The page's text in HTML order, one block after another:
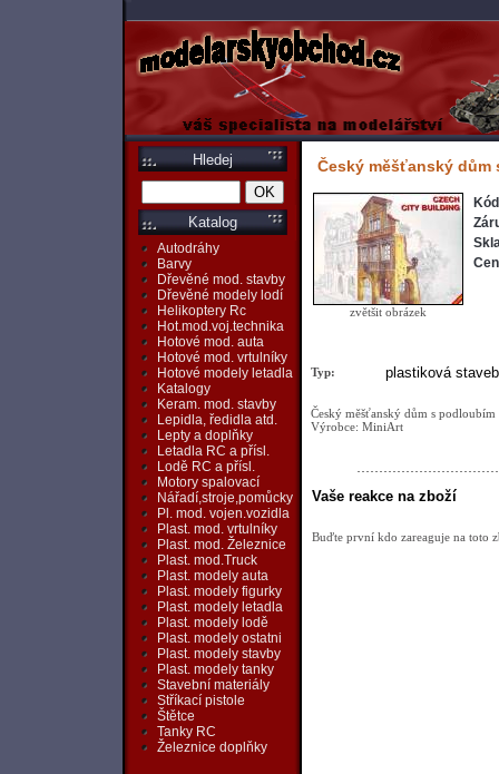
Hledej
Katalog
Autodráhy
Barvy
Dřevěné mod. stavby
Dřevěné modely lodí
Helikoptery Rc
Hot.mod.voj.technika
Hotové mod. auta
Hotové mod. vrtulníky
Hotové modely letadla
Katalogy
Keram. mod. stavby
Lepidla, ředidla atd.
Lepty a doplňky
Letadla RC a přísl.
Lodě RC a přísl.
Motory spalovací
Nářadí,stroje,pomůcky
Pl. mod. vojen.vozidla
Plast. mod. vrtulníky
Plast. mod. Železnice
Plast. mod.Truck
Plast. modely auta
Plast. modely figurky
Plast. modely letadla
Plast. modely lodě
Plast. modely ostatni
Plast. modely stavby
Plast. modely tanky
Stavební materiály
Stříkací pistole
Štětce
Tanky RC
Železnice doplňky
Český měšťanský dům
zvětšit obrázek
Typ: plastiková
Český měšťanský dům s podloubím
Výrobce: MiniArt
Vaše reakce na zboží
Buďte první kdo zareaguje na toto